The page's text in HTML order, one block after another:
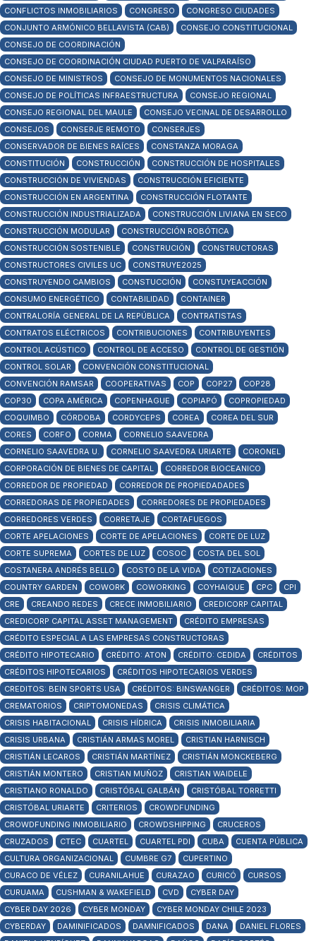
CONFLICTOS INMOBILIARIOS
CONGRESO
CONGRESO CIUDADES
CONJUNTO ARMÓNICO BELLAVISTA (CAB)
CONSEJO CONSTITUCIONAL
CONSEJO DE COORDINACIÓN
CONSEJO DE COORDINACIÓN CIUDAD PUERTO DE VALPARAÍSO
CONSEJO DE MINISTROS
CONSEJO DE MONUMENTOS NACIONALES
CONSEJO DE POLÍTICAS INFRAESTRUCTURA
CONSEJO REGIONAL
CONSEJO REGIONAL DEL MAULE
CONSEJO VECINAL DE DESARROLLO
CONSEJOS
CONSERJE REMOTO
CONSERJES
CONSERVADOR DE BIENES RAÍCES
CONSTANZA MORAGA
CONSTITUCIÓN
CONSTRUCCIÓN
CONSTRUCCIÓN DE HOSPITALES
CONSTRUCCIÓN DE VIVIENDAS
CONSTRUCCIÓN EFICIENTE
CONSTRUCCIÓN EN ARGENTINA
CONSTRUCCIÓN FLOTANTE
CONSTRUCCIÓN INDUSTRIALIZADA
CONSTRUCCIÓN LIVIANA EN SECO
CONSTRUCCIÓN MODULAR
CONSTRUCCIÓN ROBÓTICA
CONSTRUCCIÓN SOSTENIBLE
CONSTRUCIÓN
CONSTRUCTORAS
CONSTRUCTORES CIVILES UC
CONSTRUYE2025
CONSTRUYENDO CAMBIOS
CONSTUCCIÓN
CONSTUYEACCIÓN
CONSUMO ENERGÉTICO
CONTABILIDAD
CONTAINER
CONTRALORÍA GENERAL DE LA REPÚBLICA
CONTRATISTAS
CONTRATOS ELÉCTRICOS
CONTRIBUCIONES
CONTRIBUYENTES
CONTROL ACÚSTICO
CONTROL DE ACCESO
CONTROL DE GESTIÓN
CONTROL SOLAR
CONVENCIÓN CONSTITUCIONAL
CONVENCIÓN RAMSAR
COOPERATIVAS COP COP27
COP28
COP30
COPA AMÉRICA COPENHAGUE COPIAPÓ
COPROPIEDAD
COQUIMBO
CÓRDOBA CORDYCEPS COREA
COREA DEL SUR
CORES
CORFO CORMA
CORNELIO SAAVEDRA
CORNELIO SAAVEDRA U.
CORNELIO SAAVEDRA URIARTE
CORONEL
CORPORACIÓN DE BIENES DE CAPITAL
CORREDOR BIOCEANICO
CORREDOR DE PROPIEDAD
CORREDOR DE PROPIEDADADES
CORREDORAS DE PROPIEDADES
CORREDORES DE PROPIEDADES
CORREDORES VERDES
CORRETAJE
CORTAFUEGOS
CORTE APELACIONES
CORTE DE APELACIONES
CORTE DE LUZ
CORTE SUPREMA
CORTES DE LUZ COSOC
COSTA DEL SOL
COSTANERA ANDRÉS BELLO
COSTO DE LA VIDA
COTIZACIONES
COUNTRY GARDEN
COWORK COWORKING COYHAIQUE CPC
CPI
CRE
CREANDO REDES CRECE INMOBILIARIO
CREDICORP CAPITAL
CREDICORP CAPITAL ASSET MANAGEMENT
CRÉDITO EMPRESAS
CRÉDITO ESPECIAL A LAS EMPRESAS CONSTRUCTORAS
CRÉDITO HIPOTECARIO
CRÉDITO: ATON CRÉDITO: CEDIDA
CRÉDITOS
CRÉDITOS HIPOTECARIOS
CRÉDITOS HIPOTECARIOS VERDES
CREDITOS: BEIN SPORTS USA
CRÉDITOS: BINSWANGER
CRÉDITOS: MOP
CREMATORIOS
CRIPTOMONEDAS
CRISIS CLIMÁTICA
CRISIS HABITACIONAL
CRISIS HÍDRICA
CRISIS INMOBILIARIA
CRISIS URBANA
CRISTIÁN ARMAS MOREL
CRISTIAN HARNISCH
CRISTIÁN LECAROS
CRISTIÁN MARTÍNEZ
CRISTIÁN MONCKEBERG
CRISTIÁN MONTERO
CRISTIAN MUÑOZ
CRISTIAN WAIDELE
CRISTIANO RONALDO
CRISTÓBAL GALBÁN
CRISTÓBAL TORRETTI
CRISTÓBAL URIARTE
CRITERIOS
CROWDFUNDING
CROWDFUNDING INMOBILIARIO
CROWDSHIPPING
CRUCEROS
CRUZADOS
CTEC CUARTEL CUARTEL PDI CUBA
CUENTA PÚBLICA
CULTURA ORGANIZACIONAL
CUMBRE G7
CUPERTINO
CURACO DE VÉLEZ
CURANILAHUE CURAZAO CURICÓ
CURSOS
CURUAMA
CUSHMAN & WAKEFIELD CVD
CYBER DAY
CYBER DAY 2026
CYBER MONDAY
CYBER MONDAY CHILE 2023
CYBERDAY
DAMINIFICADOS DAMNIFICADOS DANA
DANIEL FLORES